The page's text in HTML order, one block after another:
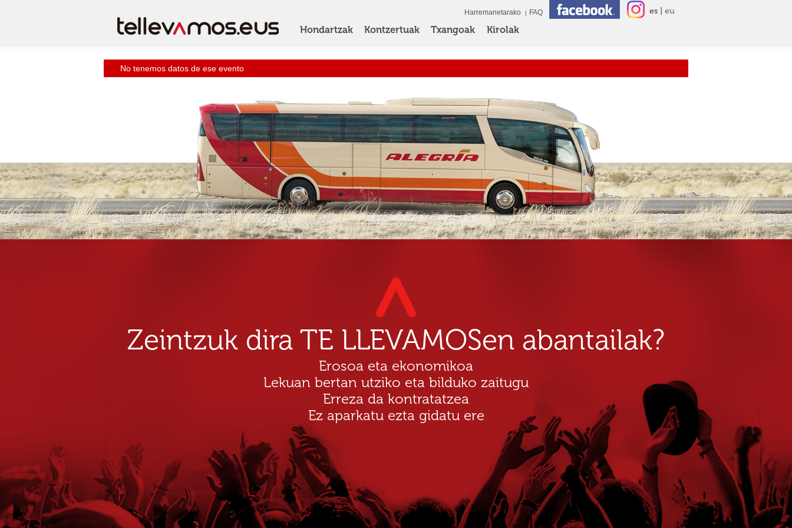
Hondartzak Kontzertuak Txangoak Kirolak
Harremanetarako FAQ es eu
No tenemos datos de ese evento
Zeintzuk dira TE LLEVAMOSen abantailak?
Erosoa eta ekonomikoa
Lekuan bertan utziko eta bilduko zaitugu
Erreza da kontratatzea
Ez aparkatu ezta gidatu ere